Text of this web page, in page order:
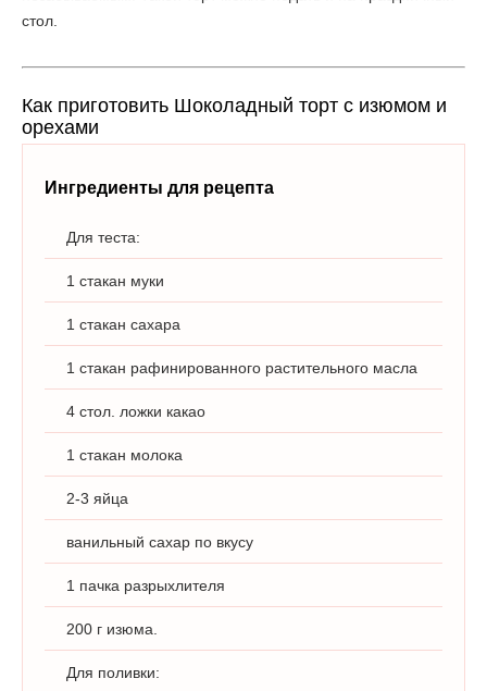
стол.
Как приготовить Шоколадный торт с изюмом и
орехами
Ингредиенты для рецепта
Для теста:
1 стакан муки
1 стакан сахара
1 стакан рафинированного растительного масла
4 стол. ложки какао
1 стакан молока
2-3 яйца
ванильный сахар по вкусу
1 пачка разрыхлителя
200 г изюма.
Для поливки: